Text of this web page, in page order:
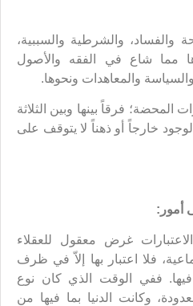
والفساد، والشرطية والسببية،
مما شاع في الفقه والأصول
والمعاهدات ونحوها.
المحضة؛ فرقاً بينها وبين الثلاثة
خارجاً أو ذهناً لا يتوقف على
أمور:
غرض معقول للعقلاء
فلا اعتبار بها إلاّ في ظرف
فيها. ففي الوقت الذي كان نوع
وكانت الدنيا بما فيها من